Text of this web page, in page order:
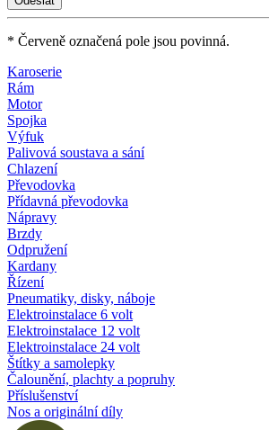
* Červeně označená pole jsou povinná.
Karoserie
Rám
Motor
Spojka
Výfuk
Palivová soustava a sání
Chlazení
Převodovka
Přídavná převodovka
Nápravy
Brzdy
Odpružení
Kardany
Řízení
Pneumatiky, disky, náboje
Elektroinstalace 6 volt
Elektroinstalace 12 volt
Elektroinstalace 24 volt
Štítky a samolepky
Čalounění, plachty a popruhy
Příslušenství
Nos a originální díly